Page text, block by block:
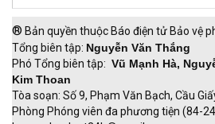
® Bản quyền thuộc Báo điện tử Bảo vệ
Tổng biên tập: Nguyễn Văn Thắng
Phó Tổng biên tập: Vũ Mạnh Hà,
Kim Thoan
Tòa soạn: Số 9, Phạm Văn Bạch, Cầu
Phòng Phóng viên đa phương tiện (84-